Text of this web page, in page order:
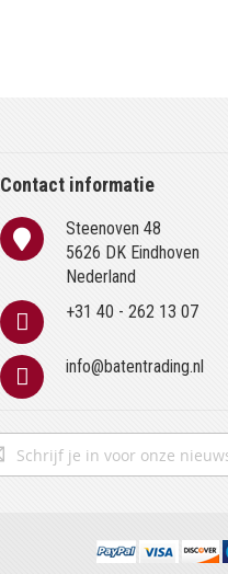
Contact informatie
Steenoven 48
5626 DK Eindhoven
Nederland
+31 40 - 262 13 07
info@batentrading.nl